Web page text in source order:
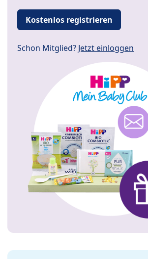
Kostenlos registrieren
Schon Mitglied? Jetzt einloggen